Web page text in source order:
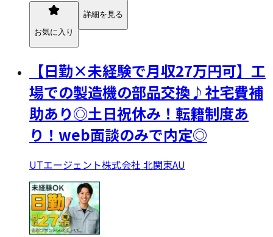
お気に入り
詳細を見る
【日勤×未経験で月収27万円可】工
場での製造機の部品交換♪社宅費補
助あり◎土日祝休み！転籍制度あ
り！web面談のみで内定◎
UTエージェント株式会社 北関東AU